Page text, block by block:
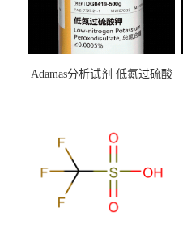
Adamas分析试剂 低氮过硫酸
（泰坦现货供应）